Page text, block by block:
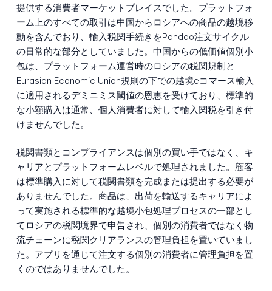
提供する消費者マーケットプレイスでした。プラットフォ
ーム上のすべての取引は中国からロシアへの商品の越境移
動を含んでおり、輸入税関手続きをPandao注文サイクル
の日常的な部分としていました。中国からの低価値個別小
包は、プラットフォーム運営時のロシアの税関規制と
Eurasian Economic Union規則の下での越境eコマース輸入
に適用されるデミニミス閾値の恩恵を受けており、標準的
な小額購入は通常、個人消費者に対して輸入関税を引き付
けませんでした。
税関書類とコンプライアンスは個別の買い手ではなく、キ
ャリアとプラットフォームレベルで処理されました。顧客
は標準購入に対して税関書類を完成または提出する必要が
ありませんでした。商品は、出荷を輸送するキャリアによ
って実施される標準的な越境小包処理プロセスの一部とし
てロシアの税関境界で申告され、個別の消費者ではなく物
流チェーンに税関クリアランスの管理負担を置いていまし
た。アプリを通じて注文する個別の消費者に管理負担を置
くのではありませんでした。